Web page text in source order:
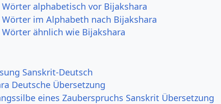
alphabetisch vor Bijakshara
im Alphabeth nach Bijakshara
ähnlich wie Bijakshara
Sanskrit-Deutsch
Deutsche Übersetzung
eines Zauberspruchs Sanskrit Übersetzung